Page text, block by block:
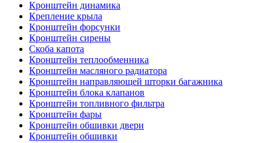
Кронштейн динамика
Крепление крыла
Кронштейн форсунки
Кронштейн сирены
Скоба капота
Кронштейн теплообменника
Кронштейн масляного радиатора
Кронштейн направляющей шторки багажника
Кронштейн блока клапанов
Кронштейн топливного фильтра
Кронштейн фары
Кронштейн обшивки двери
Кронштейн обшивки